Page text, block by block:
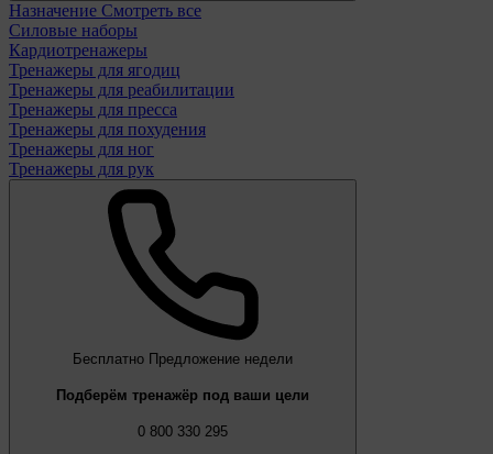
Назначение Смотреть все
Силовые наборы
Кардиотренажеры
Тренажеры для ягодиц
Тренажеры для реабилитации
Тренажеры для пресса
Тренажеры для похудения
Тренажеры для ног
Тренажеры для рук
Бесплатно Предложение недели
Подберём тренажёр под ваши цели
0 800 330 295